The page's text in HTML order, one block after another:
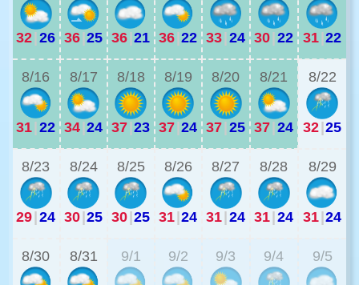
32|26 36|25 36|21 36|22 33|24 30|22 31|22
8/16
31|22
8/17
34|24
8/18
37|23
8/19
37|24
8/20
37|25
8/21
37|24
8/22
32|25
8/23
29|24
8/24
30|25
8/25
30|25
8/26
31|24
8/27
31|24
8/28
31|24
8/29
31|24
8/30 8/31 9/1 9/2 9/3 9/4 9/5